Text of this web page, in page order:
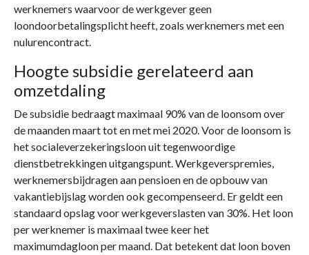
werknemers waarvoor de werkgever geen
loondoorbetalingsplicht heeft, zoals werknemers met een
nulurencontract.
Hoogte subsidie gerelateerd aan
omzetdaling
De subsidie bedraagt maximaal 90% van de loonsom over
de maanden maart tot en met mei 2020. Voor de loonsom is
het socialeverzekeringsloon uit tegenwoordige
dienstbetrekkingen uitgangspunt. Werkgeverspremies,
werknemersbijdragen aan pensioen en de opbouw van
vakantiebijslag worden ook gecompenseerd. Er geldt een
standaard opslag voor werkgeverslasten van 30%. Het loon
per werknemer is maximaal twee keer het
maximumdagloon per maand. Dat betekent dat loon boven